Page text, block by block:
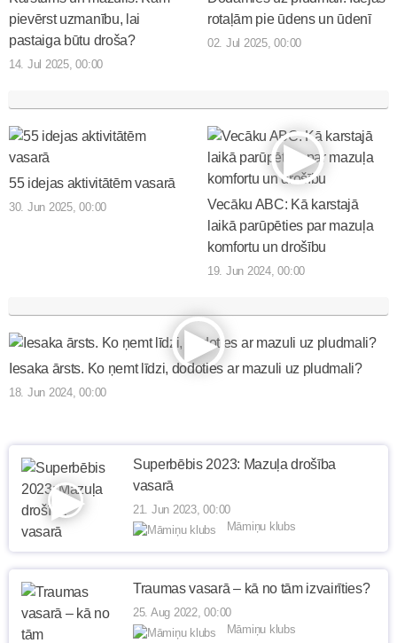
pievērst uzmanību, lai
pastaiga būtu droša?
14. Jul 2025, 00:00
rotaļām pie ūdens un ūdenī
02. Jul 2025, 00:00
55 idejas aktivitātēm vasarā
30. Jun 2025, 00:00
Vecāku ABC: Kā karstajā
laikā parūpēties par mazuļa
komfortu un drošību
19. Jun 2024, 00:00
Iesaka ārsts. Ko ņemt līdzi, dodoties ar mazuli uz pludmali?
18. Jun 2024, 00:00
Superbēbis 2023: Mazuļa drošība
vasarā
21. Jun 2023, 00:00
Māmiņu klubs
Traumas vasarā – kā no tām izvairīties?
25. Aug 2022, 00:00
Māmiņu klubs